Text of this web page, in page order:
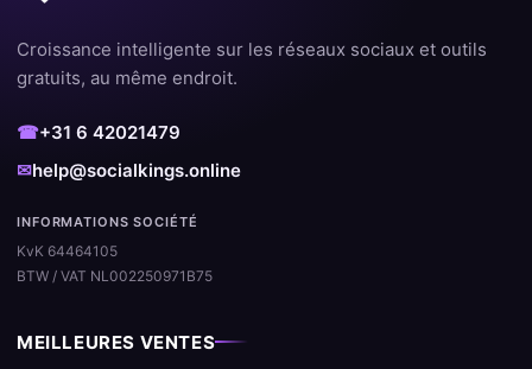
Croissance intelligente sur les réseaux sociaux et outils
gratuits, au même endroit.
☎+31 6 42021479
✉help@socialkings.online
INFORMATIONS SOCIÉTÉ
KvK 64464105
BTW / VAT NL002250971B75
MEILLEURES VENTES